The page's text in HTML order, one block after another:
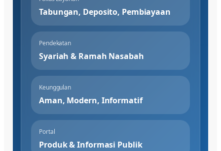
Tabungan, Deposito, Pembiayaan
Pendekatan
Syariah & Ramah Nasabah
Keunggulan
Aman, Modern, Informatif
Portal
Produk & Informasi Publik